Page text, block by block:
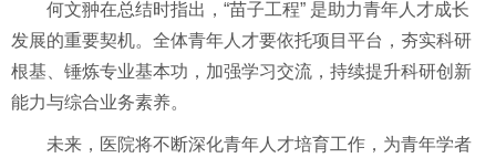
何文翀在总结时指出，“苗子工程” 是助力青年人才成长
发展的重要契机。全体青年人才要依托项目平台，夯实科研
根基、锤炼专业基本功，加强学习交流，持续提升科研创新
能力与综合业务素养。
未来，医院将不断深化青年人才培育工作，为青年学者